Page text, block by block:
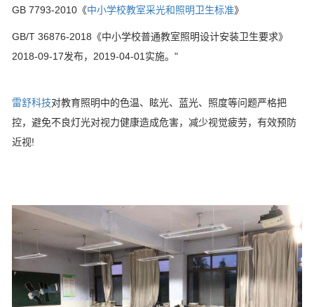
GB 7793-2010《中小学校教室采光和照明卫生标准》
GB/T 36876-2018《中小学校普通教室照明设计安装卫生要求》
2018-09-17发布，2019-04-01实施。"
雷舒科技对教育照明中的色温、眩光、蓝光、照度等问题严格把
控，避免不良灯光对视力健康造成危害，减少视觉疲劳，有效预防
近视!